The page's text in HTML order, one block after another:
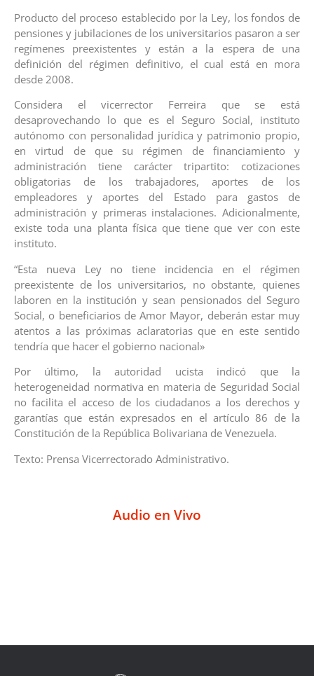
Producto del proceso establecido por la Ley, los fondos de
pensiones y jubilaciones de los universitarios pasaron a ser
regímenes preexistentes y están a la espera de una
definición del régimen definitivo, el cual está en mora
desde 2008.
Considera el vicerrector Ferreira que se está
desaprovechando lo que es el Seguro Social, instituto
autónomo con personalidad jurídica y patrimonio propio,
en virtud de que su régimen de financiamiento y
administración tiene carácter tripartito: cotizaciones
obligatorias de los trabajadores, aportes de los
empleadores y aportes del Estado para gastos de
administración y primeras instalaciones. Adicionalmente,
existe toda una planta física que tiene que ver con este
instituto.
“Esta nueva Ley no tiene incidencia en el régimen
preexistente de los universitarios, no obstante, quienes
laboren en la institución y sean pensionados del Seguro
Social, o beneficiarios de Amor Mayor, deberán estar muy
atentos a las próximas aclaratorias que en este sentido
tendría que hacer el gobierno nacional»
Por último, la autoridad ucista indicó que la
heterogeneidad normativa en materia de Seguridad Social
no facilita el acceso de los ciudadanos a los derechos y
garantías que están expresados en el artículo 86 de la
Constitución de la República Bolivariana de Venezuela.
Texto: Prensa Vicerrectorado Administrativo.
Audio en Vivo